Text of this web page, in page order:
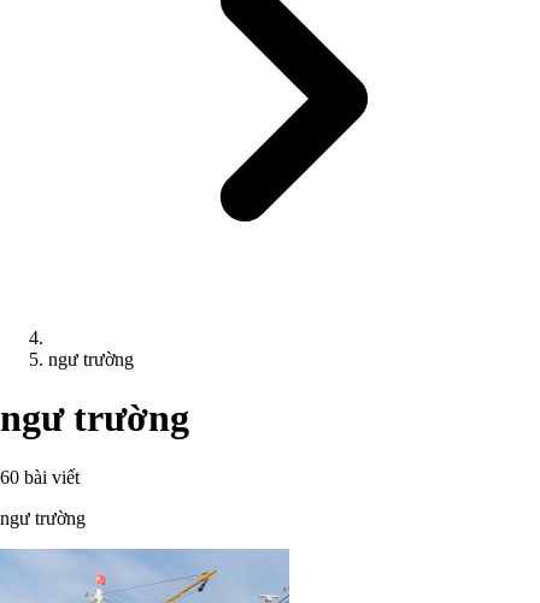
ngư trường
ngư trường
60 bài viết
ngư trường